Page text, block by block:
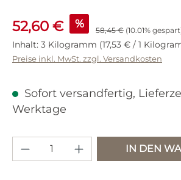
Verkaufspreis:
52,60 € % Regulärer Preis:
58,45 € (10.01%
Inhalt: 3 Kilogramm (17,53 € / 1
Preise inkl. MwSt. zzgl. Versandkosten
Sofort versandfertig,
Werktage
Produkt Anzahl: Gib
IN DEN